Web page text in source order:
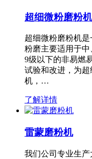
超细微粉磨粉机
超细微粉磨粉机
粉磨主要适用于
9级以下的非易燃
试验和改进，为
机，…
了解详情
雷蒙磨粉机
我们公司专业生